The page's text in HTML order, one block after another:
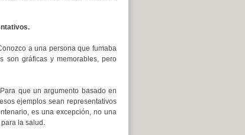
a una persona que fumaba
son gráficas y memorables, pero
que un argumento basado en
ejemplos sean representativos
es una excepción, no una
la salud.